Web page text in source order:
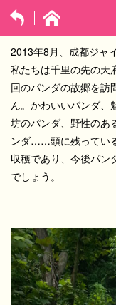
2013年8月、成都ジャ
私たちは千里の先の天
回のパンダの故郷を訪
ん。かわいいパンダ、
坊のパンダ、野性のあ
ンダ……頭に残ってい
収穫であり、今後パン
でしょう。